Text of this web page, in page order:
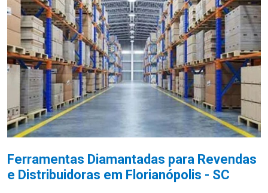
Ferramentas Diamantadas para Revendas
e Distribuidoras em Florianópolis - SC